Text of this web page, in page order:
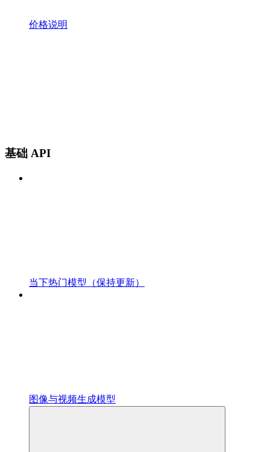
价格说明
基础 API
当下热门模型（保持更新）
图像与视频生成模型